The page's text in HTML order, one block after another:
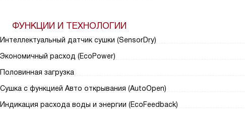
ФУНКЦИИ И ТЕХНОЛОГИИ
Интеллектуальный датчик сушки (SensorDry)
Экономичный расход (EcoPower)
Половинная загрузка
Сушка с функцией Авто открывания (AutoOpen)
Индикация расхода воды и энергии (EcoFeedback)